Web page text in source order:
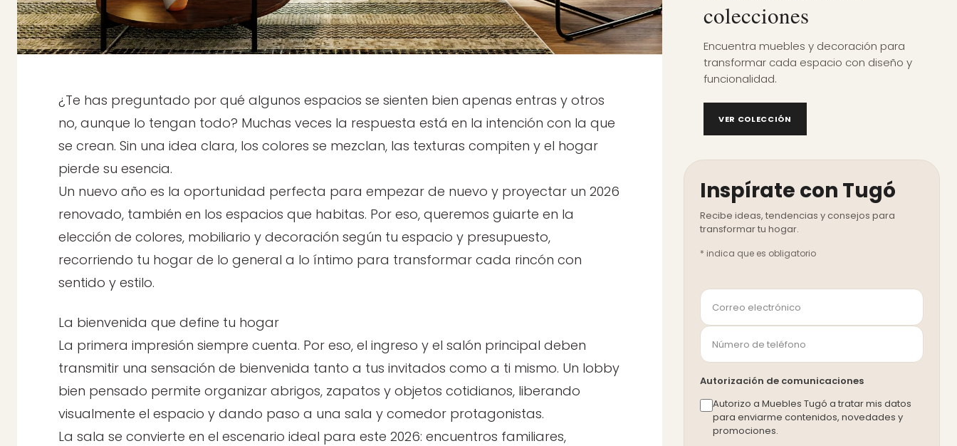
¿Te has preguntado por qué algunos espacios se sienten bien apenas entras y otros
no, aunque lo tengan todo? Muchas veces la respuesta está en la intención con la que
se crean. Sin una idea clara, los colores se mezclan, las texturas compiten y el hogar
pierde su esencia.
Un nuevo año es la oportunidad perfecta para empezar de nuevo y proyectar un 2026
renovado, también en los espacios que habitas. Por eso, queremos guiarte en la
elección de colores, mobiliario y decoración según tu espacio y presupuesto,
recorriendo tu hogar de lo general a lo íntimo para transformar cada rincón con
sentido y estilo.
La bienvenida que define tu hogar
La primera impresión siempre cuenta. Por eso, el ingreso y el salón principal deben
transmitir una sensación de bienvenida tanto a tus invitados como a ti mismo. Un lobby
bien pensado permite organizar abrigos, zapatos y objetos cotidianos, liberando
visualmente el espacio y dando paso a una sala y comedor protagonistas.
La sala se convierte en el escenario ideal para este 2026: encuentros familiares,
colecciones
Encuentra muebles y decoración para
transformar cada espacio con diseño y
funcionalidad.
VER COLECCIÓN
Inspírate con Tugó
* indica que es obligatorio
Autorización de comunicaciones
Autorizo a Muebles Tugó a tratar mis datos
para enviarme contenidos, novedades y
promociones.